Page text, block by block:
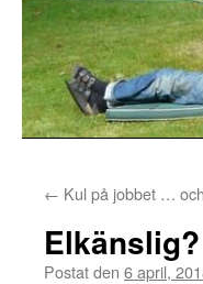
till
innehåll
← Kul på jobbet …
Postat den 6 april,